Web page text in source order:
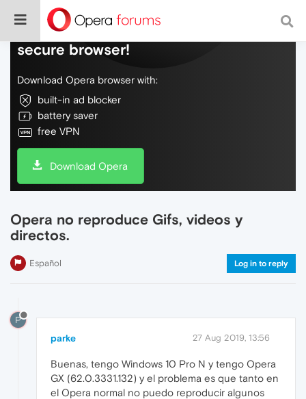
Do more on the web, with a fast and
secure browser!
Download Opera browser with:
built-in ad blocker
battery saver
free VPN
Download Opera
Opera no reproduce Gifs, videos y
directos.
Español Log in to reply
P
parke 27 Aug 2019, 13:56
Buenas, tengo Windows 10 Pro N y tengo Opera
GX (62.0.3331.132) y el problema es que tanto en
el Opera normal no puedo reproducir algunos